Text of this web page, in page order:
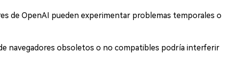
de OpenAI pueden experimentar problemas temporales o
navegadores obsoletos o no compatibles podría interferir